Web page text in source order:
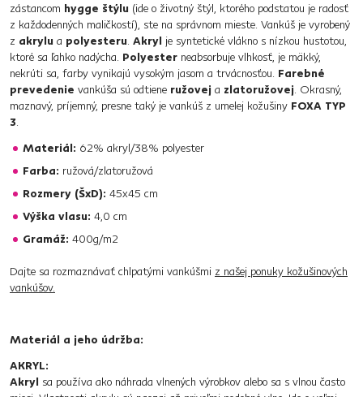
zástancom hygge štýlu (ide o životný štýl, ktorého podstatou je radosť
z každodenných maličkostí), ste na správnom mieste. Vankúš je vyrobený
z akrylu a polyesteru. Akryl je syntetické vlákno s nízkou hustotou,
ktoré sa ľahko nadýcha. Polyester neabsorbuje vlhkosť, je mäkký,
nekrúti sa, farby vynikajú vysokým jasom a trvácnosťou. Farebné
prevedenie vankúša sú odtiene ružovej a zlatoružovej. Okrasný,
maznavý, príjemný, presne taký je vankúš z umelej kožušiny FOXA TYP
3.
Materiál: 62% akryl/38% polyester
Farba: ružová/zlatoružová
Rozmery (ŠxD): 45x45 cm
Výška vlasu: 4,0 cm
Gramáž: 400g/m2
Dajte sa rozmaznávať chlpatými vankúšmi z našej ponuky kožušinových
vankúšov.
Materiál a jeho údržba:
AKRYL:
Akryl sa používa ako náhrada vlnených výrobkov alebo sa s vlnou často